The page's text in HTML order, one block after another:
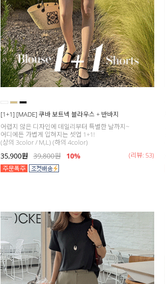
[1+1] [MADE] 쿠바 보트넥 블라우스 + 반바지
어렵지 않은 디자인에 데일리부터 특별한 날까지~
어디에든 가볍게 입혀지는 셋업 1+1!
(상의 3color / M,L) (하의 4color)
35,900원 39,800원 10% (리뷰: 53)